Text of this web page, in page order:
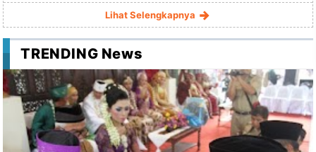
Lihat Selengkapnya
TRENDING News